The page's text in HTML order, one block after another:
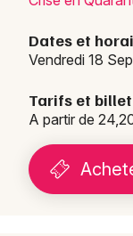
Dates et
Vendredi 18
Tarifs et
A partir de